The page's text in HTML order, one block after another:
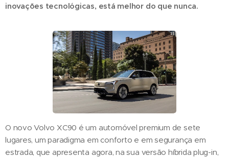
inovações tecnológicas, está melhor do que nunca.
O novo Volvo XC90 é um automóvel premium de sete
lugares, um paradigma em conforto e em segurança em
estrada, que apresenta agora, na sua versão híbrida plug-in,